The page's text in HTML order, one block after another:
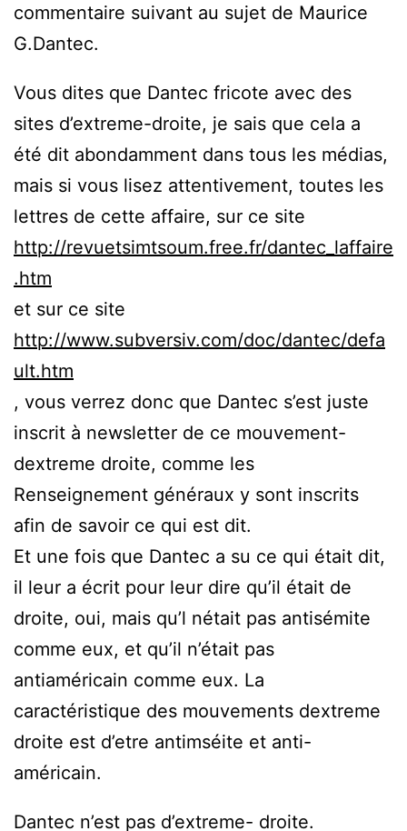
commentaire suivant au sujet de Maurice
G.Dantec.
Vous dites que Dantec fricote avec des
sites d’extreme-droite, je sais que cela a
été dit abondamment dans tous les médias,
mais si vous lisez attentivement, toutes les
lettres de cette affaire, sur ce site
http://revuetsimtsoum.free.fr/dantec_laffaire
.htm
et sur ce site
http://www.subversiv.com/doc/dantec/defa
ult.htm
, vous verrez donc que Dantec s’est juste
inscrit à newsletter de ce mouvement-
dextreme droite, comme les
Renseignement généraux y sont inscrits
afin de savoir ce qui est dit.
Et une fois que Dantec a su ce qui était dit,
il leur a écrit pour leur dire qu’il était de
droite, oui, mais qu’l nétait pas antisémite
comme eux, et qu’il n’était pas
antiaméricain comme eux. La
caractéristique des mouvements dextreme
droite est d’etre antimséite et anti-
américain.
Dantec n’est pas d’extreme- droite.